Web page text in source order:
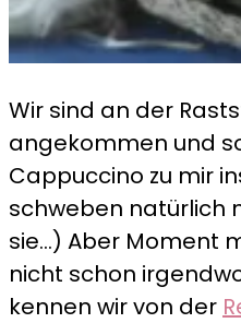
Wir sind an der
angekommen und
Cappuccino zu mir
schweben natürlich
sie…) Aber Moment
nicht schon
kennen wir von der